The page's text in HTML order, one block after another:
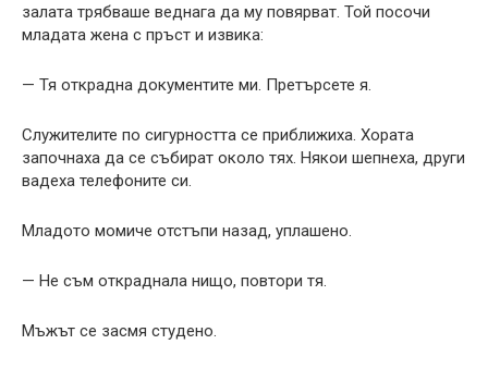
залата трябваше веднага да му повярват. Той посочи
младата жена с пръст и извика:
— Тя открадна документите ми. Претърсете я.
Служителите по сигурността се приближиха. Хората
започнаха да се събират около тях. Някои шепнеха, други
вадеха телефоните си.
Младото момиче отстъпи назад, уплашено.
— Не съм откраднала нищо, повтори тя.
Мъжът се засмя студено.